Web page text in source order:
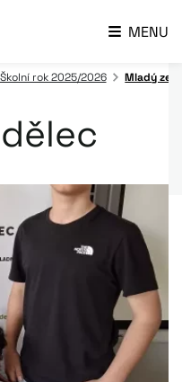
MENU
Školní rok 2025/2026 Mladý